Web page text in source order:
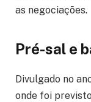
as negociações.
Pré-sal e
Divulgado no
onde foi